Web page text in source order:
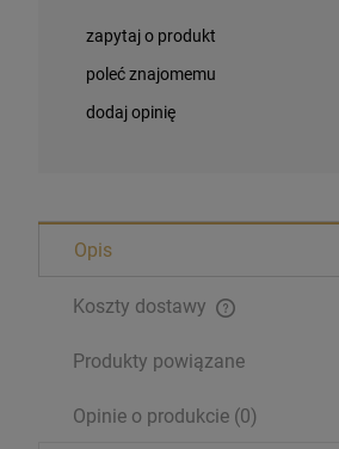
Magnesy religijne Kardynał Stefan
zapytaj o produkt
poleć znajomemu
dodaj opinię
Opis
Koszty dostawy
Produkty powiązane
Opinie o produkcie (0)